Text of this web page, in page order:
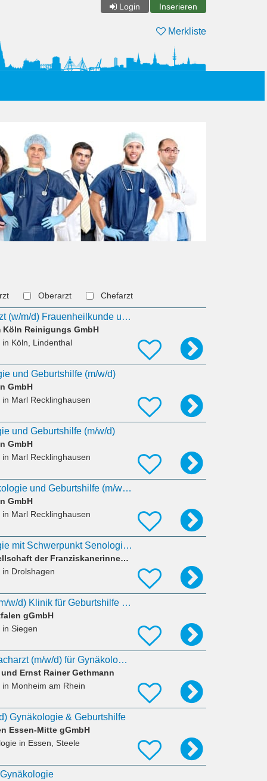
Login Inserieren
Merkliste
Oberarzt Chefarzt
Fachärztin / Facharzt (w/m/d) Frauenheilkunde und Geburtshilfe mit Spezialisierungsmöglichkeiten
Reinigungs GmbH
in Köln, Lindenthal
und Geburtshilfe (m/w/d)
GmbH
in Marl Recklinghausen
und Geburtshilfe (m/w/d)
GmbH
in Marl Recklinghausen
Ltd. Oberarzt Gynäkologie und Geburtshilfe (m/w/d)
GmbH
in Marl Recklinghausen
Oberarzt Gynäkologie mit Schwerpunkt Senologie (m/w/d)
Gemeinnützige Gesellschaft der Franziskanerinnen zu Olpe mbH
in Drolshagen
Oberarzt/Facharzt (m/w/d) Klinik für Geburtshilfe und Pränatalmedizin Perinatalzentrum Level 1
gGmbH
in Siegen
Anerkennung als Facharzt (m/w/d) für Gynäkologie und Geburtshilfe
Ernst Rainer Gethmann
in Monheim am Rhein
Gynäkologie & Geburtshilfe
Essen-Mitte gGmbH
in Essen, Steele